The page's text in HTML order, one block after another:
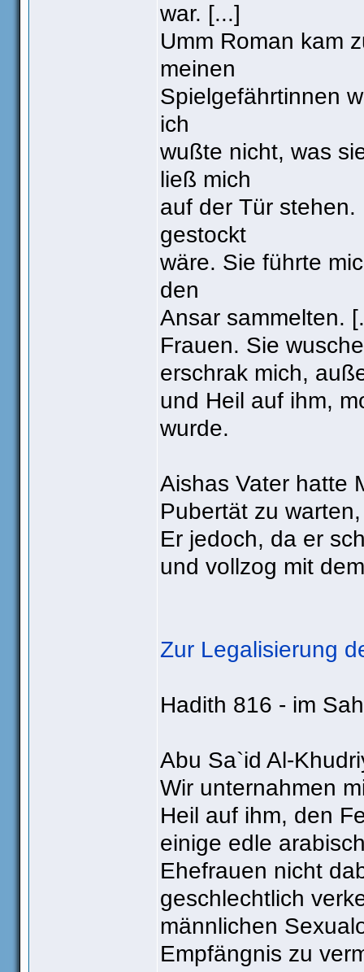
war. [...]
Umm Roman kam
meinen
Spielgefährtinnen
ich
wußte nicht, was
ließ mich
auf der Tür stehen.
gestockt
wäre. Sie führte
den
Ansar sammelten.
Frauen. Sie
erschrak mich,
und Heil auf ihm,
wurde.
Aishas Vater hatte
Pubertät zu
Er jedoch, da er
und vollzog mit
Zur Legalisierung
Hadith 816 - im
Abu Sa`id Al-
Wir unternahmen
Heil auf ihm, den
einige edle
Ehefrauen nicht
geschlechtlich
männlichen
Empfängnis zu